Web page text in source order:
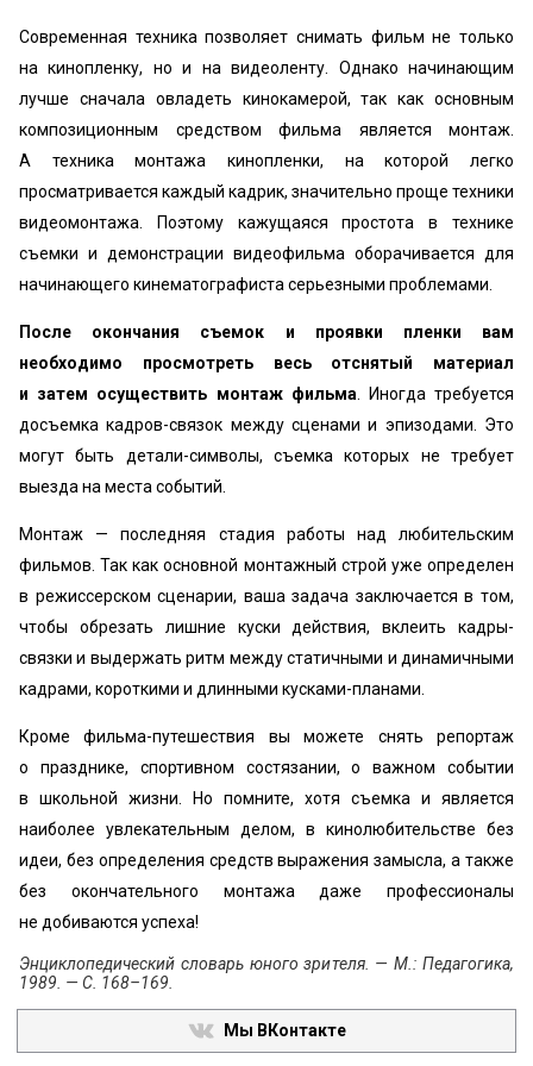
Современная техника позволяет снимать фильм не только
на кинопленку, но и на видеоленту. Однако начинающим
лучше сначала овладеть кинокамерой, так как основным
композиционным средством фильма является монтаж.
А техника монтажа кинопленки, на которой легко
просматривается каждый кадрик, значительно проще техники
видеомонтажа. Поэтому кажущаяся простота в технике
съемки и демонстрации видеофильма оборачивается для
начинающего кинематографиста серьезными проблемами.
После окончания съемок и проявки пленки вам
необходимо просмотреть весь отснятый материал
и затем осуществить монтаж фильма . Иногда требуется
досъемка кадров-связок между сценами и эпизодами. Это
могут быть детали-символы, съемка которых не требует
выезда на места событий.
Монтаж — последняя стадия работы над любительским
фильмов. Так как основной монтажный строй уже определен
в режиссерском сценарии, ваша задача заключается в том,
чтобы обрезать лишние куски действия, вклеить кадры-
связки и выдержать ритм между статичными и динамичными
кадрами, короткими и длинными кусками-планами.
Кроме фильма-путешествия вы можете снять репортаж
о празднике, спортивном состязании, о важном событии
в школьной жизни. Но помните, хотя съемка и является
наиболее увлекательным делом, в кинолюбительстве без
идеи, без определения средств выражения замысла, а также
без окончательного монтажа даже профессионалы
не добиваются успеха!
Энциклопедический словарь юного зрителя. — М.: Педагогика,
1989. — С. 168–169.
Мы ВКонтакте